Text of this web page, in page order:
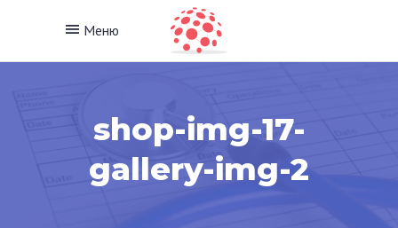
Меню
shop-img-17-
gallery-img-2